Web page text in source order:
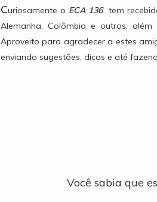
Curiosamente o ECA 136tem
Alemanha, Colômbia e outros,
Aproveito para agradecer a estes
enviando sugestões, dicas e até
Você sabia que